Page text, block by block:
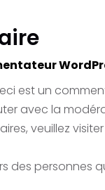
est un
avec la
veuillez
des personnes